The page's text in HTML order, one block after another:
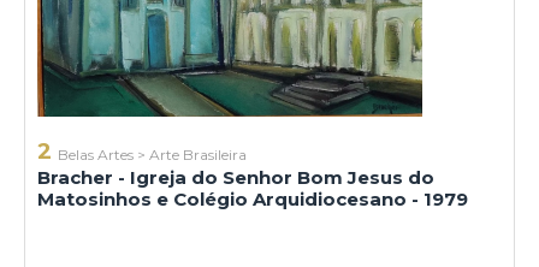
2 Belas Artes > Arte Brasileira
Bracher - Igreja do Senhor Bom Jesus do
Matosinhos e Colégio Arquidiocesano - 1979